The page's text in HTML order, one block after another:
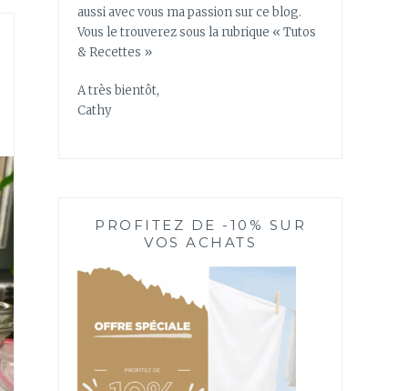
aussi avec vous ma passion sur ce blog.
Vous le trouverez sous la rubrique « Tutos
& Recettes »
A très bientôt,
Cathy
PROFITEZ DE -10% SUR
VOS ACHATS